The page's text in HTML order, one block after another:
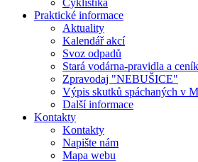
Cyklistika
Praktické informace
Aktuality
Kalendář akcí
Svoz odpadů
Stará vodárna-pravidla a ceník
Zpravodaj "NEBUŠICE"
Výpis skutků spáchaných v
Další informace
Kontakty
Kontakty
Napište nám
Mapa webu